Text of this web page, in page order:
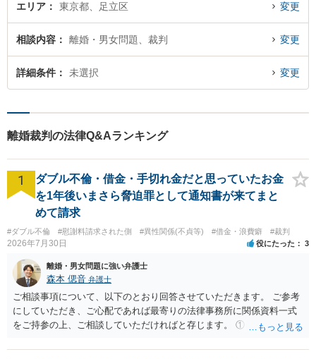
エリア 東京都、足立区 変更
相談内容 離婚・男女問題、裁判 変更
詳細条件 未選択 変更
離婚裁判の法律Q&Aランキング
1
ダブル不倫・借金・手切れ金だと思っていたお金
を1年後いまさら脅迫罪として通知書が来てまと
めて請求
#ダブル不倫 #慰謝料請求された側 #異性関係(不貞等) #借金・浪費癖 #裁判
2026年7月30日 役にたった 3
離婚・男女問題に強い弁護士
森本 偲音 弁護士
ご相談事項について、以下のとおり回答させていただきます。 ご参考
にしていただき、ご心配であれば最寄りの法律事務所に関係資料一式
をご持参の上、ご相談していただければと存じます。 ① このLINEの
される可能性はあるのか ⇒LINEを含む１００万円の貸付に至るまでの